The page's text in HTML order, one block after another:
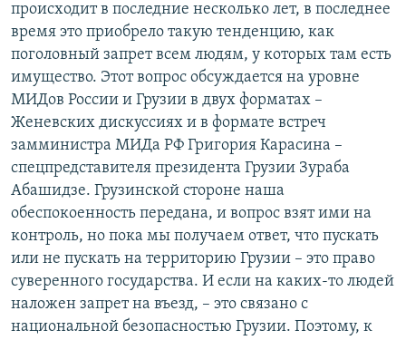
происходит в последние несколько лет, в последнее
время это приобрело такую тенденцию, как
поголовный запрет всем людям, у которых там есть
имущество. Этот вопрос обсуждается на уровне
МИДов России и Грузии в двух форматах –
Женевских дискуссиях и в формате встреч
замминистра МИДа РФ Григория Карасина –
спецпредставителя президента Грузии Зураба
Абашидзе. Грузинской стороне наша
обеспокоенность передана, и вопрос взят ими на
контроль, но пока мы получаем ответ, что пускать
или не пускать на территорию Грузии – это право
суверенного государства. И если на каких-то людей
наложен запрет на въезд, – это связано с
национальной безопасностью Грузии. Поэтому, к